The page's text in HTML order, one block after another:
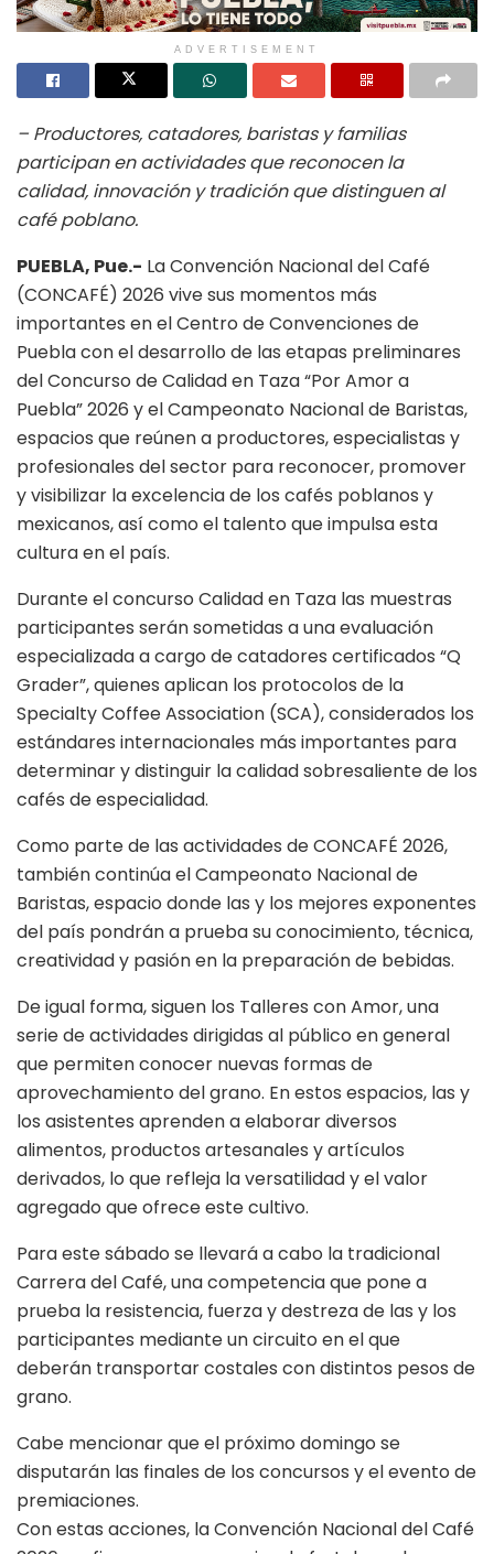
ADVERTISEMENT
– Productores, catadores, baristas y familias
participan en actividades que reconocen la
calidad, innovación y tradición que distinguen al
café poblano.
PUEBLA, Pue.- La Convención Nacional del Café
(CONCAFÉ) 2026 vive sus momentos más
importantes en el Centro de Convenciones de
Puebla con el desarrollo de las etapas preliminares
del Concurso de Calidad en Taza “Por Amor a
Puebla” 2026 y el Campeonato Nacional de Baristas,
espacios que reúnen a productores, especialistas y
profesionales del sector para reconocer, promover
y visibilizar la excelencia de los cafés poblanos y
mexicanos, así como el talento que impulsa esta
cultura en el país.
Durante el concurso Calidad en Taza las muestras
participantes serán sometidas a una evaluación
especializada a cargo de catadores certificados “Q
Grader”, quienes aplican los protocolos de la
Specialty Coffee Association (SCA), considerados los
estándares internacionales más importantes para
determinar y distinguir la calidad sobresaliente de los
cafés de especialidad.
Como parte de las actividades de CONCAFÉ 2026,
también continúa el Campeonato Nacional de
Baristas, espacio donde las y los mejores exponentes
del país pondrán a prueba su conocimiento, técnica,
creatividad y pasión en la preparación de bebidas.
De igual forma, siguen los Talleres con Amor, una
serie de actividades dirigidas al público en general
que permiten conocer nuevas formas de
aprovechamiento del grano. En estos espacios, las y
los asistentes aprenden a elaborar diversos
alimentos, productos artesanales y artículos
derivados, lo que refleja la versatilidad y el valor
agregado que ofrece este cultivo.
Para este sábado se llevará a cabo la tradicional
Carrera del Café, una competencia que pone a
prueba la resistencia, fuerza y destreza de las y los
participantes mediante un circuito en el que
deberán transportar costales con distintos pesos de
grano.
Cabe mencionar que el próximo domingo se
disputarán las finales de los concursos y el evento de
premiaciones.
Con estas acciones, la Convención Nacional del Café